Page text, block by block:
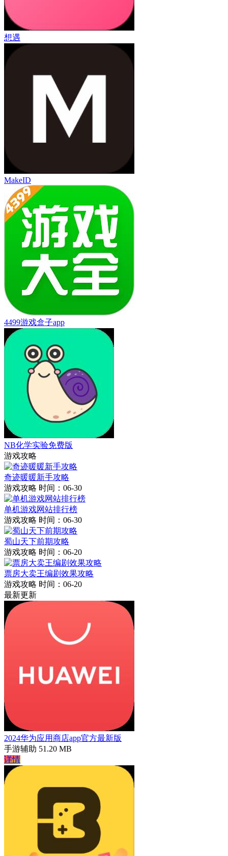
想遇
MakeID
4499游戏盒子app
NB化学实验免费版
游戏攻略
奇迹暖暖新手攻略
游戏攻略 时间：06-30
单机游戏网站排行榜
游戏攻略 时间：06-30
蜀山天下前期攻略
游戏攻略 时间：06-20
票房大卖王编剧效果攻略
游戏攻略 时间：06-20
最新更新
2024华为应用商店app官方最新版
手游辅助 51.20 MB
详情